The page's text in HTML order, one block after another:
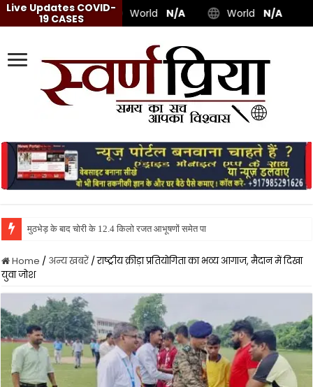
मुठभेड़ के बाद चोरी के 12.4 किलो रजत आभूषणों समेत पांच शातिर गिरफ्तार, स्विफ्ट
Home / अन्य खबरें /राष्ट्रीय क्रीड़ा प्रतियोगिता का भव्य आगाज, मैदान में दिखा
युवा जोश
Live Updates COVID-
19 CASES
World N/A World N/A